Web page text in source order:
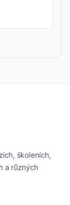
školeních,
a různých